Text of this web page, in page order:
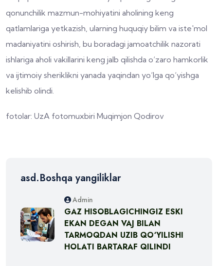
qonunchilik mazmun-mohiyatini aholining keng
qatlamlariga yetkazish, ularning huquqiy bilim va iste'mol
madaniyatini oshirish, bu boradagi jamoatchilik nazorati
ishlariga aholi vakillarini keng jalb qilishda o‘zaro hamkorlik
va ijtimoiy sheriklikni yanada yaqindan yo‘lga qo‘yishga
kelishib olindi.
fotolar: UzA fotomuxbiri Muqimjon Qodirov
asd.Boshqa yangiliklar
Admin
GAZ HISOBLAGICHINGIZ ESKI
EKAN DEGAN VAJ BILAN
TARMOQDAN UZIB QO‘YILISHI
HOLATI BARTARAF QILINDI